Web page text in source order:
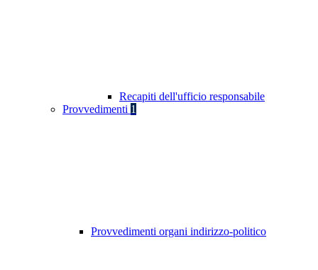
Recapiti dell'ufficio responsabile
Provvedimenti 1
Provvedimenti organi indirizzo-politico